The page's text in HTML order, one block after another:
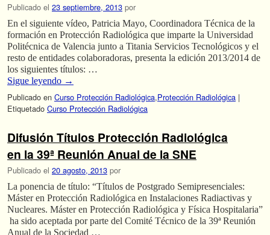
Publicado el 23 septiembre, 2013 por
En el siguiente vídeo, Patricia Mayo, Coordinadora Técnica de la
formación en Protección Radiológica que imparte la Universidad
Politécnica de Valencia junto a Titania Servicios Tecnológicos y el
resto de entidades colaboradoras, presenta la edición 2013/2014 de
los siguientes títulos: …
Sigue leyendo →
Publicado en Curso Protección Radiológica,Protección Radiológica |
Etiquetado Curso Protección Radiológica
Difusión Títulos Protección Radiológica
en la 39ª Reunión Anual de la SNE
Publicado el 20 agosto, 2013 por
La ponencia de título: “Títulos de Postgrado Semipresenciales:
Máster en Protección Radiológica en Instalaciones Radiactivas y
Nucleares. Máster en Protección Radiológica y Física Hospitalaria”
ha sido aceptada por parte del Comité Técnico de la 39ª Reunión
Anual de la Sociedad …